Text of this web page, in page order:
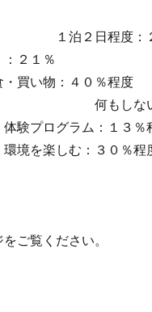
％ １泊２日程度：
１％
：飲食・買い物
何もしない：
ム：１３％
：３０％程
ご覧ください。